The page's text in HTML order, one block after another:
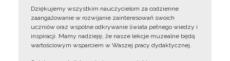
Dziękujemy wszystkim nauczycielom za codzienne
zaangażowanie w rozwijanie zainteresowań swoich
uczniów oraz wspólne odkrywanie świata pełnego wiedzy i
inspiracji. Mamy nadzieję, że nasze lekcje muzealne będą
wartościowym wsparciem w Waszej pracy dydaktycznej.